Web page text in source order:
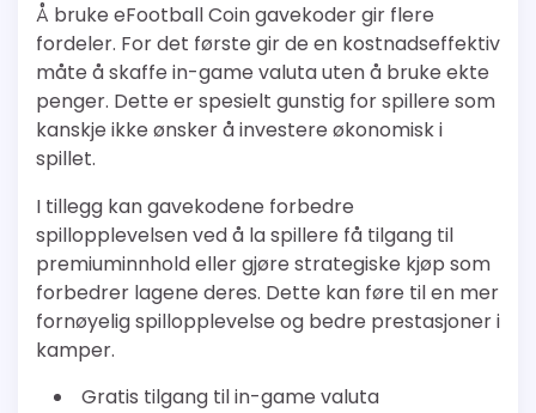
Å bruke eFootball Coin gavekoder gir flere
fordeler. For det første gir de en kostnadseffektiv
måte å skaffe in-game valuta uten å bruke ekte
penger. Dette er spesielt gunstig for spillere som
kanskje ikke ønsker å investere økonomisk i
spillet.
I tillegg kan gavekodene forbedre
spillopplevelsen ved å la spillere få tilgang til
premiuminnhold eller gjøre strategiske kjøp som
forbedrer lagene deres. Dette kan føre til en mer
fornøyelig spillopplevelse og bedre prestasjoner i
kamper.
Gratis tilgang til in-game valuta